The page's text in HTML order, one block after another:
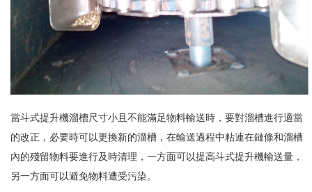
當斗式提升機溜槽尺寸小且不能滿足物料輸送時，要對溜槽進行適當
的改正，必要時可以更換新的溜槽，在輸送過程中粘連在鏈條和溜槽
內的殘留物料要進行及時清理，一方面可以提高斗式提升機輸送量，
另一方面可以避免物料遭受污染。